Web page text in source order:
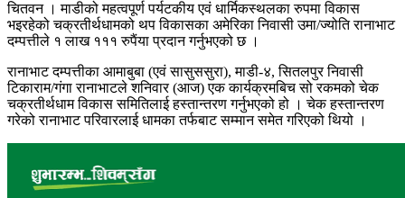
चितवन । माडीको महत्वपूर्ण पर्यटकीय एवं धार्मिकस्थलका रुपमा विकास
भइरहेको चक्रतीर्थधामको थप विकासका अमेरिका निवासी उमा/ज्योति रानाभाट
दम्पत्तीले १ लाख १११ रुपैंया प्रदान गर्नुभएको छ ।
रानाभाट दम्पत्तीका आमाबुबा (एवं सासुससुरा), माडी-४, सितलपुर निवासी
टिकाराम/गंगा रानाभाटले शनिवार (आज) एक कार्यक्रमबिच सो रकमको चेक
चक्रतीर्थधाम विकास समितिलाई हस्तान्तरण गर्नुभएको हो । चेक हस्तान्तरण
गरेको रानाभाट परिवारलाई धामका तर्फबाट सम्मान समेत गरिएको थियो ।